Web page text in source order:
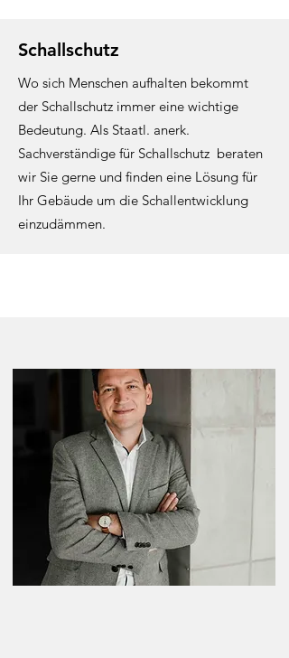
Schallschutz
Wo sich Menschen aufhalten bekommt
der Schallschutz immer eine wichtige
Bedeutung. Als Staatl. anerk.
Sachverständige für Schallschutz beraten
wir Sie gerne und finden eine Lösung für
Ihr Gebäude um die Schallentwicklung
einzudämmen.